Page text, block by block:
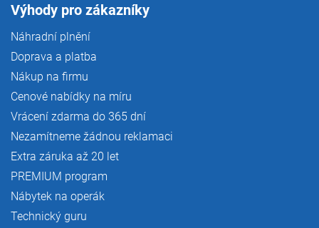
Výhody pro zákazníky
Náhradní plnění
Doprava a platba
Nákup na firmu
Cenové nabídky na míru
Vrácení zdarma do 365 dní
Nezamítneme žádnou reklamaci
Extra záruka až 20 let
PREMIUM program
Nábytek na operák
Technický guru